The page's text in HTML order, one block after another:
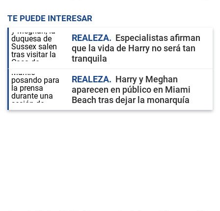
TE PUEDE INTERESAR
REALEZA
Especialistas afirman
que la vida de Harry no será tan
tranquila
REALEZA
Harry y Meghan
aparecen en público en Miami
Beach tras dejar la monarquía